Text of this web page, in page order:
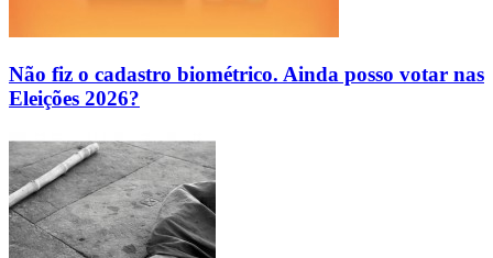
Não fiz o cadastro biométrico. Ainda posso votar nas
Eleições 2026?